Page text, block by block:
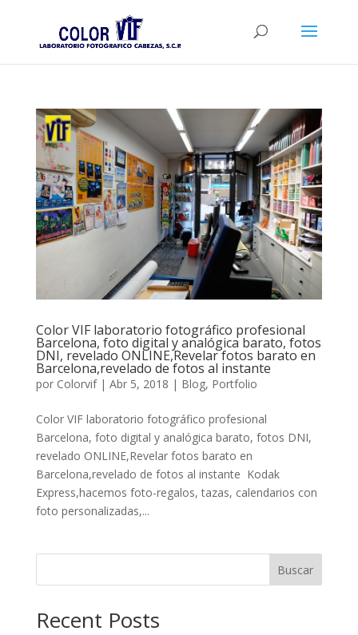
Color VIF laboratorio fotográfico profesional
Barcelona, foto digital y analógica barato, fotos
DNI, revelado ONLINE,Revelar fotos barato en
Barcelona,revelado de fotos al instante
por Colorvif| Abr 5, 2018 | Blog, Portfolio
Color VIF laboratorio fotográfico profesional
Barcelona, foto digital y analógica barato, fotos DNI,
revelado ONLINE,Revelar fotos barato en
Barcelona,revelado de fotos al instante Kodak
Express,hacemos foto-regalos, tazas, calendarios con
foto personalizadas,...
Buscar
Recent Posts